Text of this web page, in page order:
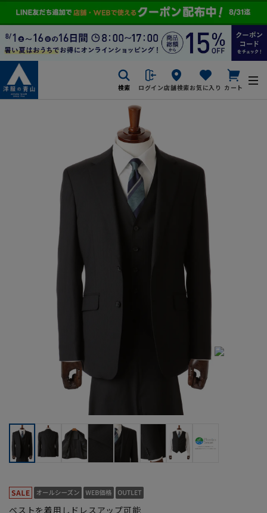
検索 ログイン店舗検索お気に入り カート
ベストを着用しドレスアップ可能